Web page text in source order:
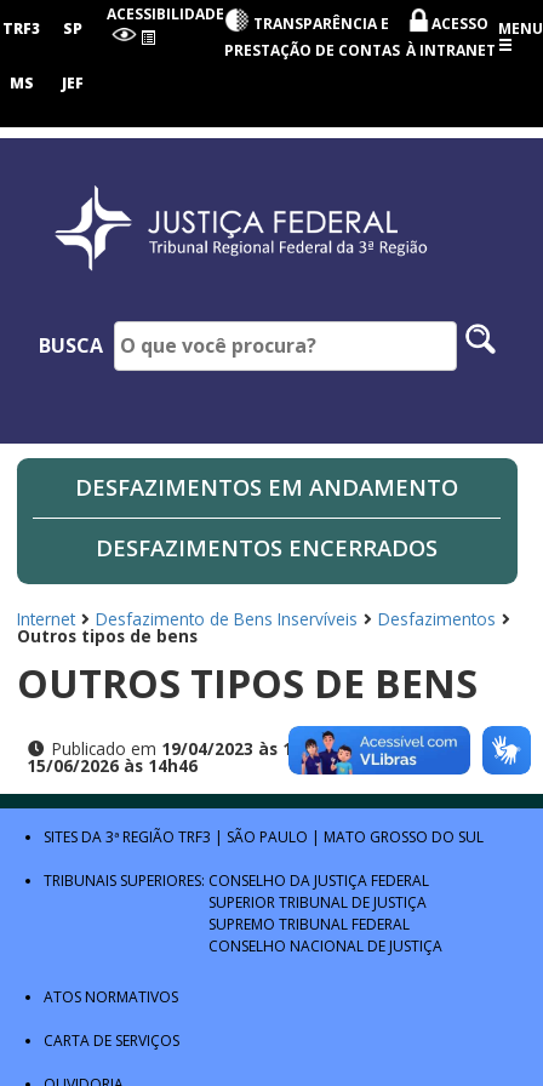
Regional
3ª
TRF3 SP
MS JEF
ACESSIBILIDADE
TRANSPARÊNCIA E
PRESTAÇÃO DE CONTAS
ACESSO
À INTRANET
MENU
BUSCA
Internet Desfazimento de Bens Inservíveis Desfazimentos
Outros tipos de bens
OUTROS TIPOS DE BENS
DESFAZIMENTOS EM ANDAMENTO
DESFAZIMENTOS ENCERRADOS
Publicado em 19/04/2023 às 13h03e atualizado em
15/06/2026 às 14h46
SITES DA 3ª REGIÃO TRF3 | SÃO PAULO | MATO GROSSO DO SUL
TRIBUNAIS SUPERIORES: CONSELHO DA JUSTIÇA FEDERAL
SUPERIOR TRIBUNAL DE JUSTIÇA
SUPREMO TRIBUNAL FEDERAL
CONSELHO NACIONAL DE JUSTIÇA
ATOS NORMATIVOS
CARTA DE SERVIÇOS